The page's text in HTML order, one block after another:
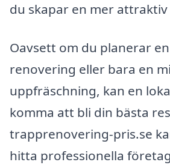
du skapar en mer attraktiv
Oavsett om du planerar
renovering eller bara en
uppfräschning, kan en
komma att bli din bästa
trapprenovering-pris.se
hitta professionella